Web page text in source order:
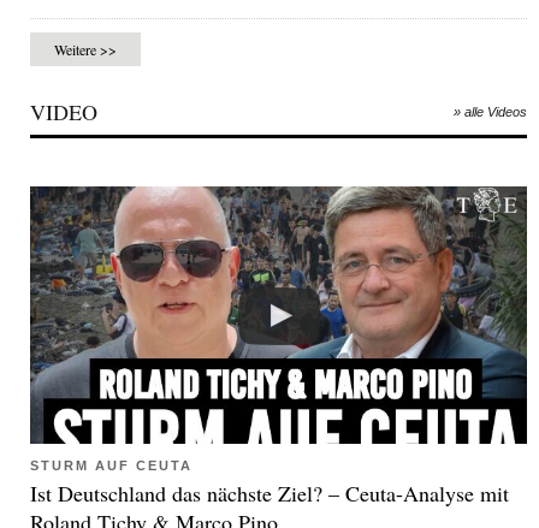
Weitere >>
VIDEO » alle Videos
STURM AUF CEUTA
Ist Deutschland das nächste Ziel? – Ceuta-Analyse mit
Roland Tichy & Marco Pino